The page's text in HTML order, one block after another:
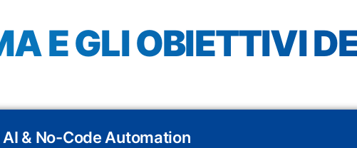
E GLI OBIETTIVI
& No-Code Automation